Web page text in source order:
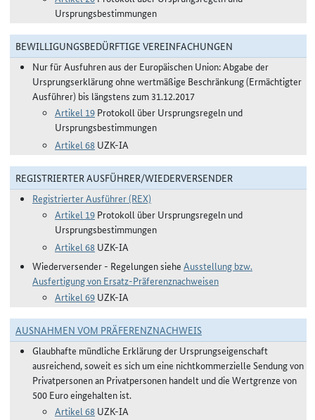
Ursprungsbestimmungen
BEWILLIGUNGSBEDÜRFTIGE VEREINFACHUNGEN
Nur für Ausfuhren aus der Europäischen Union: Abgabe der
Ursprungserklärung ohne wertmäßige Beschränkung (Ermächtigter
Ausführer) bis längstens zum 31.12.2017
Artikel 19 Protokoll über Ursprungsregeln und
Ursprungsbestimmungen
Artikel 68 UZK-IA
REGISTRIERTER AUSFÜHRER/WIEDERVERSENDER
Registrierter Ausführer (REX)
Artikel 19 Protokoll über Ursprungsregeln und
Ursprungsbestimmungen
Artikel 68 UZK-IA
Wiederversender - Regelungen siehe Ausstellung bzw.
Ausfertigung von Ersatz-Präferenznachweisen
Artikel 69 UZK-IA
AUSNAHMEN VOM PRÄFERENZNACHWEIS
Glaubhafte mündliche Erklärung der Ursprungseigenschaft
ausreichend, soweit es sich um eine nichtkommerzielle Sendung von
Privatpersonen an Privatpersonen handelt und die Wertgrenze von
500 Euro eingehalten ist.
Artikel 68 UZK-IA